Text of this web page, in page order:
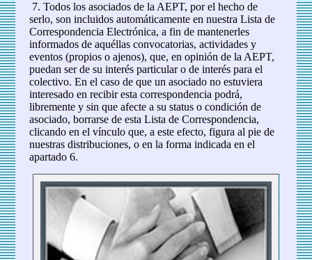
7. Todos los asociados de la AEPT, por el hecho de
serlo, son incluidos automáticamente en nuestra Lista de
Correspondencia Electrónica, a fin de mantenerles
informados de aquéllas convocatorias, actividades y
eventos (propios o ajenos), que, en opinión de la AEPT,
puedan ser de su interés particular o de interés para el
colectivo. En el caso de que un asociado no estuviera
interesado en recibir esta correspondencia podrá,
libremente y sin que afecte a su status o condición de
asociado, borrarse de esta Lista de Correspondencia,
clicando en el vínculo que, a este efecto, figura al pie de
nuestras distribuciones, o en la forma indicada en el
apartado 6.